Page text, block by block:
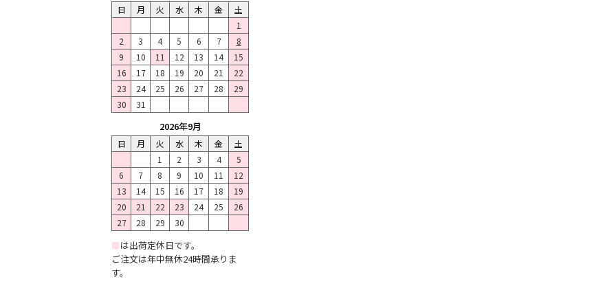
日 月 火 水 木 金
土
1
2
3 4 5 6 7
8
9
10 11 12 13 14
15
16
17 18 19 20 21
22
23
24 25 26 27 28
29
30
31
2026年9月
日 月 火 水 木 金
土
1
2 3 4
5
6
7 8 9 10 11
12
13
14 15 16 17 18
19
20
21 22 23 24 25
26
27
28 29 30
■は出荷定休日です。
ご注文は年中無休24時間承りま
す。